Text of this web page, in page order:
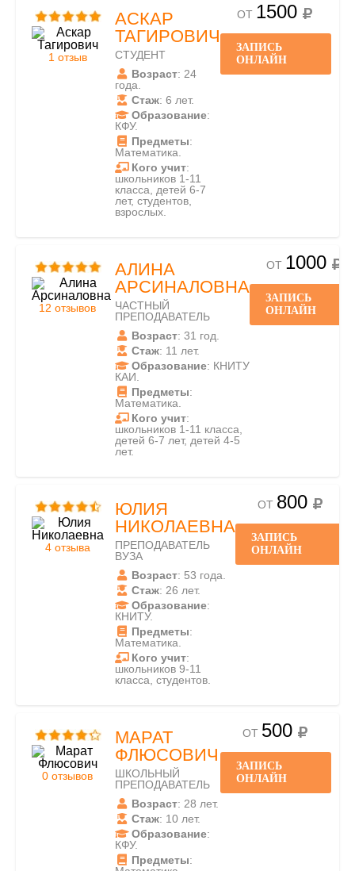
1 отзыв
АСКАР
ТАГИРОВИЧ
СТУДЕНТ
Возраст: 24
года.
Стаж: 6 лет.
Образование:
КФУ.
Предметы:
Математика.
Кого учит:
школьников 1-11
класса, детей 6-7
лет, студентов,
взрослых.
ОТ 1500
ЗАПИСЬ
ОНЛАЙН
12 отзывов
АЛИНА
АРСИНАЛОВНА
ЧАСТНЫЙ
ПРЕПОДАВАТЕЛЬ
Возраст: 31 год.
Стаж: 11 лет.
Образование: КНИТУ
КАИ.
Предметы:
Математика.
Кого учит:
школьников 1-11 класса,
детей 6-7 лет, детей 4-5
лет.
ОТ 1000
ЗАПИСЬ
ОНЛАЙН
4 отзыва
ЮЛИЯ
НИКОЛАЕВНА
ПРЕПОДАВАТЕЛЬ
ВУЗА
Возраст: 53 года.
Стаж: 26 лет.
Образование:
КНИТУ.
Предметы:
Математика.
Кого учит:
школьников 9-11
класса, студентов.
ОТ 800
ЗАПИСЬ
ОНЛАЙН
0 отзывов
МАРАТ
ФЛЮСОВИЧ
ШКОЛЬНЫЙ
ПРЕПОДАВАТЕЛЬ
Возраст: 28 лет.
Стаж: 10 лет.
Образование:
КФУ.
Предметы:
ОТ 500
ЗАПИСЬ
ОНЛАЙН